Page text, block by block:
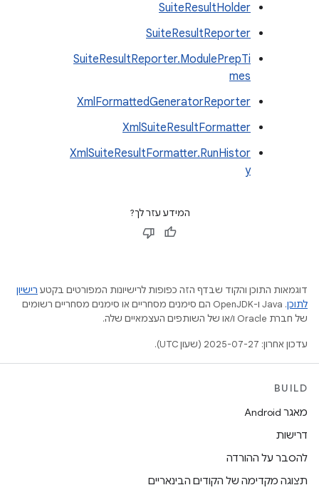
SuiteResultHolder
SuiteResultReporter
SuiteResultReporter.ModulePrepTi
mes
XmlFormattedGeneratorReporter
XmlSuiteResultFormatter
XmlSuiteResultFormatter.RunHistor
y
המידע עזר לך?
דוגמאות התוכן והקוד שבדף הזה כפופות לרישיונות המפורטים בקטע רישיון
לתוכן
.‏ Java ו-OpenJDK הם סימנים מסחריים או סימנים מסחריים רשומים
של חברת Oracle ו/או של השותפים העצמאיים שלה.
עדכון אחרון: 2025-07-27 (שעון UTC).
BUILD
מאגר Android
דרישות
להסבר על ההורדה
תצוגה מקדימה של הקודים הבינאריים